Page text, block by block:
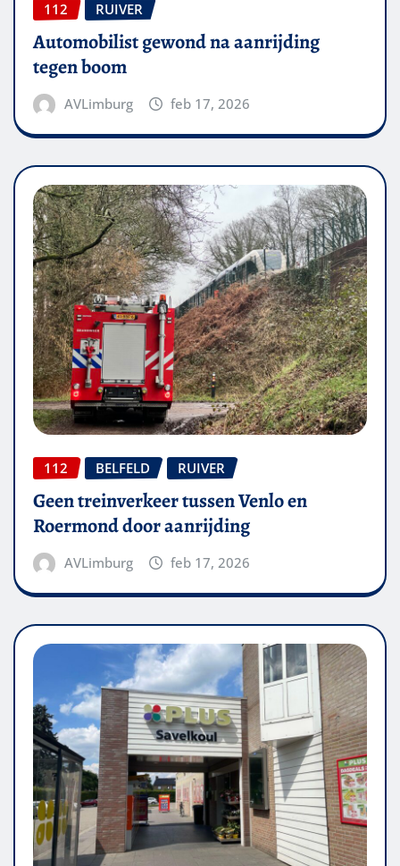
112 RUIVER
Automobilist gewond na aanrijding
tegen boom
AVLimburg feb 17, 2026
112 BELFELD RUIVER
Geen treinverkeer tussen Venlo en
Roermond door aanrijding
AVLimburg feb 17, 2026